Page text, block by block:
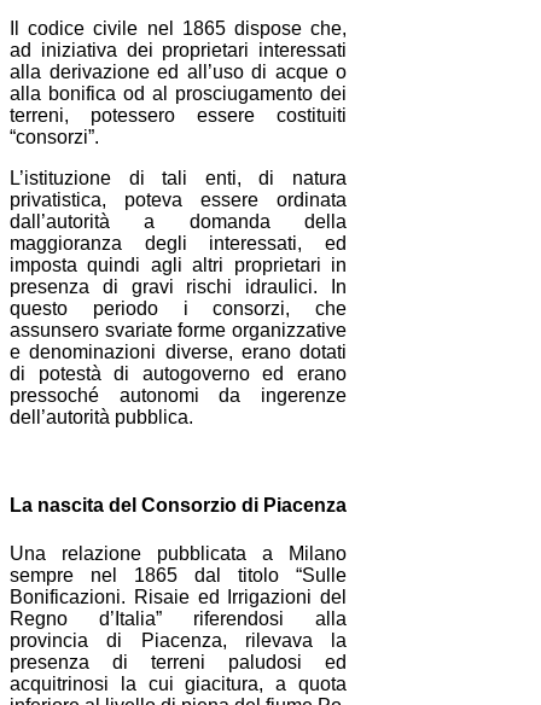
Il codice civile nel 1865 dispose che,
ad iniziativa dei proprietari interessati
alla derivazione ed all’uso di acque o
alla bonifica od al prosciugamento dei
terreni, potessero essere costituiti
“consorzi”.
L’istituzione di tali enti, di natura
privatistica, poteva essere ordinata
dall’autorità a domanda della
maggioranza degli interessati, ed
imposta quindi agli altri proprietari in
presenza di gravi rischi idraulici. In
questo periodo i consorzi, che
assunsero svariate forme organizzative
e denominazioni diverse, erano dotati
di potestà di autogoverno ed erano
pressoché autonomi da ingerenze
dell’autorità pubblica.
La nascita del Consorzio di Piacenza
Una relazione pubblicata a Milano
sempre nel 1865 dal titolo “Sulle
Bonificazioni. Risaie ed Irrigazioni del
Regno d’Italia” riferendosi alla
provincia di Piacenza, rilevava la
presenza di terreni paludosi ed
acquitrinosi la cui giacitura, a quota